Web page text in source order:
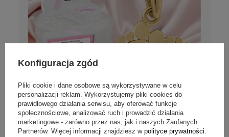
Konfiguracja zgód
Pliki cookie i dane osobowe są wykorzystywane w celu
personalizacji reklam. Wykorzystujemy pliki cookies do
prawidłowego działania serwisu, aby oferować funkcje
społecznościowe, analizować ruch i prowadzić działania
marketingowe - zarówno przez nas, jak i naszych Zaufanych
Partnerów. Więcej informacji znajdziesz w polityce prywatności.